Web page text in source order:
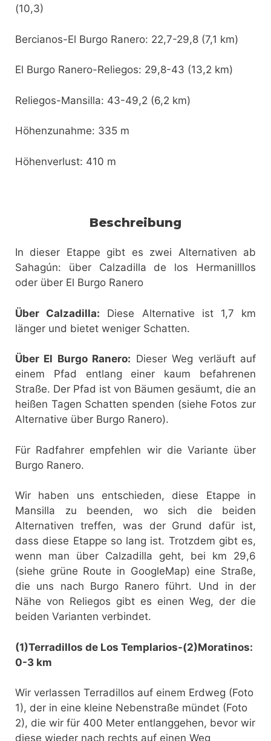
(10,3)
Bercianos-El Burgo Ranero: 22,7-29,8 (7,1 km)
El Burgo Ranero-Reliegos: 29,8-43 (13,2 km)
Reliegos-Mansilla: 43-49,2 (6,2 km)
Höhenzunahme: 335 m
Höhenverlust: 410 m
Beschreibung
In dieser Etappe gibt es zwei Alternativen ab
Sahagún: über Calzadilla de los Hermanilllos
oder über El Burgo Ranero
Über Calzadilla: Diese Alternative ist 1,7 km
länger und bietet weniger Schatten.
Über El Burgo Ranero: Dieser Weg verläuft auf
einem Pfad entlang einer kaum befahrenen
Straße. Der Pfad ist von Bäumen gesäumt, die an
heißen Tagen Schatten spenden (siehe Fotos zur
Alternative über Burgo Ranero).
Für Radfahrer empfehlen wir die Variante über
Burgo Ranero.
Wir haben uns entschieden, diese Etappe in
Mansilla zu beenden, wo sich die beiden
Alternativen treffen, was der Grund dafür ist,
dass diese Etappe so lang ist. Trotzdem gibt es,
wenn man über Calzadilla geht, bei km 29,6
(siehe grüne Route in GoogleMap) eine Straße,
die uns nach Burgo Ranero führt. Und in der
Nähe von Reliegos gibt es einen Weg, der die
beiden Varianten verbindet.
(1)Terradillos de Los Templarios-(2)Moratinos:
0-3 km
Wir verlassen Terradillos auf einem Erdweg (Foto
1), der in eine kleine Nebenstraße mündet (Foto
2), die wir für 400 Meter entlanggehen, bevor wir
diese wieder nach rechts auf einen Weg